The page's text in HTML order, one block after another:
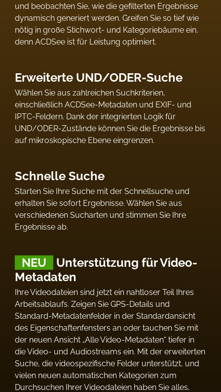
und beobachten Sie, wie die gefilterten Ergebnisse
dynamisch generiert werden. Greifen Sie so tief wie
nötig in große Stichwort- und Kategoriebäume ein,
denn ACDSee ist für Leistung optimiert.
Erweiterte UND/ODER-Suche
Wählen Sie aus zahlreichen Suchkriterien,
einschließlich ACDSee-Metadaten und EXIF- und
IPTC-Feldern. Dank der integrierten Logik für
UND/ODER-Zustände können Sie die Ergebnisse bis
auf mikroskopische Ebene eingrenzen.
Schnelle Suche
Starten Sie Ihre Suche mit der Schnellsuche und
erhalten Sie sofort Ergebnisse. Wählen Sie aus
verschiedenen Sucharten und stimmen Sie Ihre
Ergebnisse ab.
NEU
Unterstützung für Video-
Metadaten
Ihre Videodateien sind jetzt ein nahtloser Teil Ihres
Arbeitsablaufs. Zeigen Sie GPS-Details und
Standard-Metadatenfelder in der Standardansicht
des Eigenschaftenfensters an oder tauchen Sie mit
der neuen Ansicht „Alle Video-Metadaten“ tiefer in
die Video- und Audiostreams ein. Mit der erweiterten
Suche, die videospezifische Felder unterstützt, und
vielen neuen automatischen Kategorien zum
Durchsuchen Ihrer Videodateien haben Sie alles,